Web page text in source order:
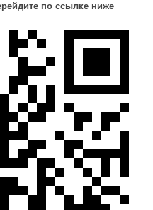
по ссылке ниже